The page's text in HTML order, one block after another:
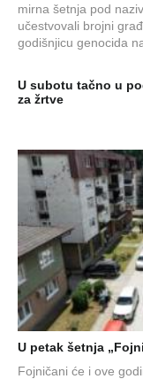
mirna šetnja pod
učestvovali brojni
godišnjicu genocida
U subotu tačno u
za žrtve
U petak šetnja
Fojničani će i ove